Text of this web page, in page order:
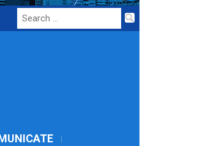
Search
for: